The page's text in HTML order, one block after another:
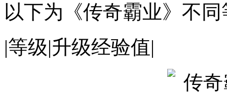
以下为《传奇霸业》不
|等级|升级经验值|